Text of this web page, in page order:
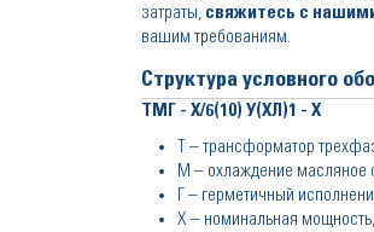
затраты, свяжитесь с
вашим требованиям.
Структура условного
ТМГ - Х/6(10) У(ХЛ)1 - Х
Т – трансформатор
М – охлаждение масляное
Г – герметичный
Х – номинальная